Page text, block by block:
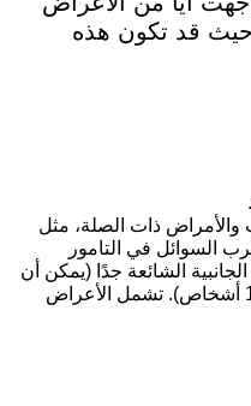
حيث قد تكون هذه
ذات الصلة، مثل
السوائل في التامور
الشائعة جدًا (يمكن أن
يؤثر على أكثر من 1 من كل 10 أشخاص). تشمل الأعراض